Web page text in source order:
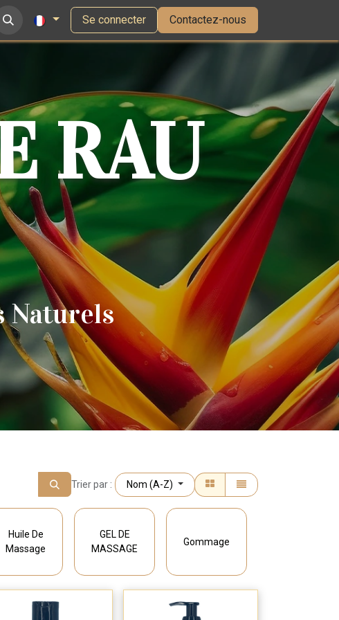
Se connecter Contactez-nous
RAU
Naturels
Trier par : Nom (A-Z)
Huile De
Massage
GEL DE
MASSAGE
Gommage